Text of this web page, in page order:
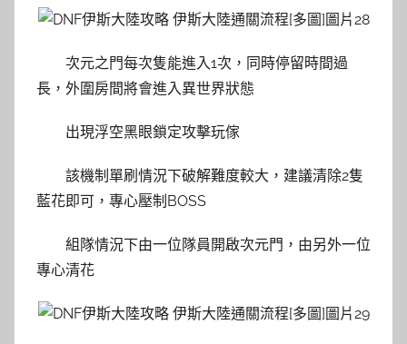
次元之門每次隻能進入1次，同時停留時間過
長，外圍房間將會進入異世界狀態
出現浮空黑眼鎖定攻擊玩傢
該機制單刷情況下破解難度較大，建議清除2隻
藍花即可，專心壓制BOSS
組隊情況下由一位隊員開啟次元門，由另外一位
專心清花